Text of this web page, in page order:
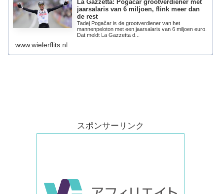
La Gazzetta: Pogacar grootverdiener met
jaarsalaris van 6 miljoen, flink meer dan
de rest
Tadej Pogačar is de grootverdiener van het
mannenpeloton met een jaarsalaris van 6 miljoen euro.
Dat meldt La Gazzetta d...
www.wielerflits.nl
スポンサーリンク